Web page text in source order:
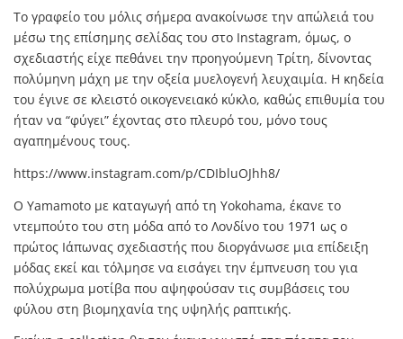
To γραφείο του μόλις σήμερα ανακοίνωσε την απώλειά του
μέσω της επίσημης σελίδας του στο Instagram, όμως, ο
σχεδιαστής είχε πεθάνει την προηγούμενη Τρίτη, δίνοντας
πολύμηνη μάχη με την οξεία μυελογενή λευχαιμία. Η κηδεία
του έγινε σε κλειστό οικογενειακό κύκλο, καθώς επιθυμία του
ήταν να “φύγει” έχοντας στο πλευρό του, μόνο τους
αγαπημένους τους.
https://www.instagram.com/p/CDIbluOJhh8/
Ο Yamamoto με καταγωγή από τη Yokohama, έκανε το
ντεμπούτο του στη μόδα από το Λονδίνο του 1971 ως ο
πρώτος Ιάπωνας σχεδιαστής που διοργάνωσε μια επίδειξη
μόδας εκεί και τόλμησε να εισάγει την έμπνευση του για
πολύχρωμα μοτίβα που αψηφούσαν τις συμβάσεις του
φύλου στη βιομηχανία της υψηλής ραπτικής.